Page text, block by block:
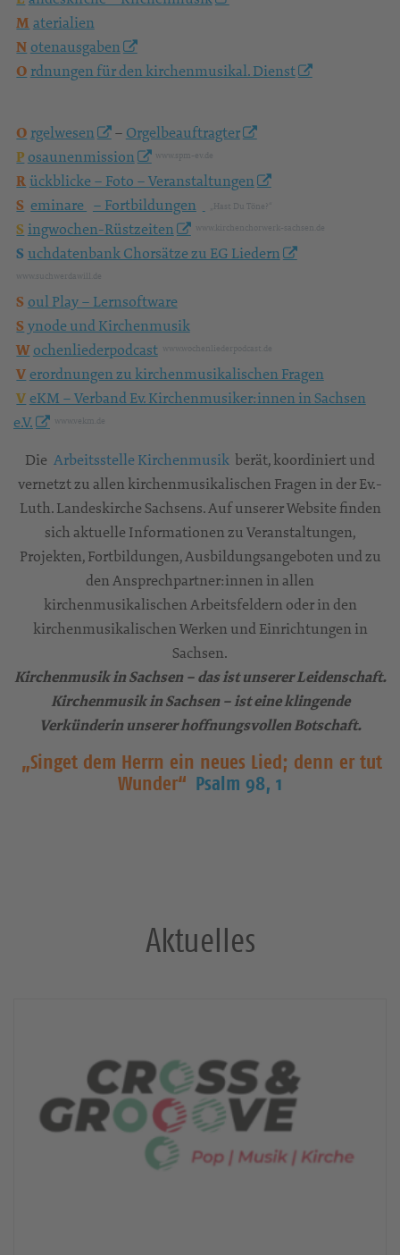
Konferenz für Kirchenmusik
Konzeption Kirchenmusik
L andeskirchenmusikdirektor
L andeskirche – Kirchenmusik www.evlks.de
N otenausgaben
O rdnungen für den kirchenmusikal. Dienst
O rgelwesen –Orgelbeauftragter
Posaunenmission www.spm-ev.de
ückblicke – Foto – Veranstaltungen
ingwochen-Rüstzeiten
Suchdatenbank Chorsätze zu EG Liedern
www.suchwerdawill.de
S oul Play – Lernsoftware
S ynode und Kirchenmusik
Wochenliederpodcast
Verordnungen zu kirchenmusikalischen Fragen
VeKM – Verband Ev. Kirchenmusiker:innen in Sachsen
e.V.
www.vekm.de
berät, koordiniert und
vernetzt zu allen kirchenmusikalischen Fragen in der Ev.-
Luth. Landeskirche Sachsens. Auf unserer Website finden
Projekten, Fortbildungen, Ausbildungsangeboten und zu
kirchenmusikalischen Werken und Einrichtungen in
Kirchenmusik in Sachsen – das ist unserer Leidenschaft.
Kirchenmusik in Sachsen – ist eine klingende